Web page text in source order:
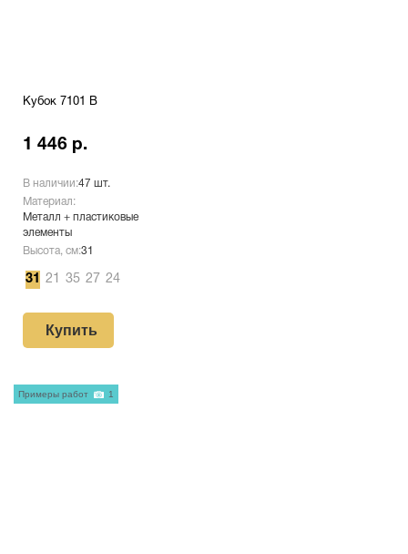
Кубок 7101 B
1 446 р.
В наличии:47 шт.
Материал:
Металл + пластиковые
элементы
Высота, см:31
31 21 35 27 24
Купить
Примеры работ 1